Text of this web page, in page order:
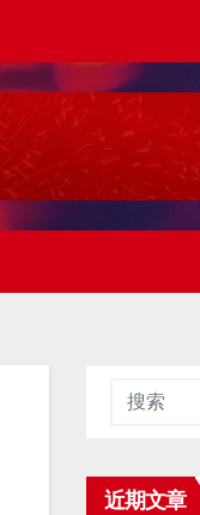
近期文章